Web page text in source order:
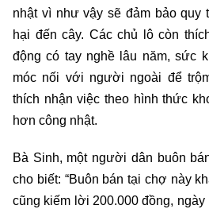
nhật vì như vậy sẽ đảm bảo quy
hại đến cây. Các chủ lô còn
động có tay nghề lâu năm, sức
móc nối với người ngoài để
thích nhận việc theo hình thức
hơn công nhật.
Bà Sinh, một người dân buôn
cho biết: “Buôn bán tại chợ này
cũng kiếm lời 200.000 đồng,